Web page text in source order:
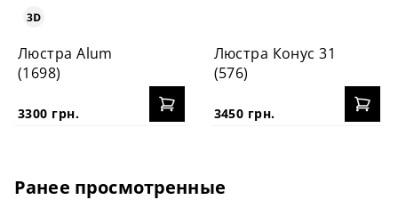
Люстра Alum
(1698)
3300 грн.
Люстра Конус 31
(576)
3450 грн.
Ранее просмотренные